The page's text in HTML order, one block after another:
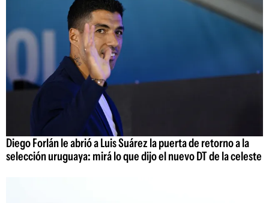
Diego Forlán le abrió a Luis Suárez la puerta de retorno a la
selección uruguaya: mirá lo que dijo el nuevo DT de la celeste